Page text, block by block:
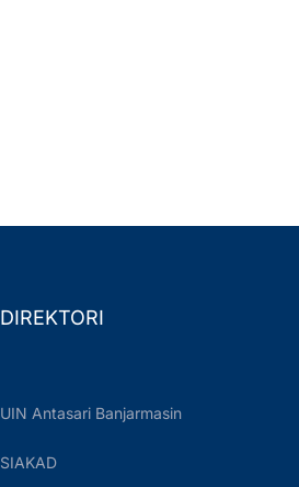
DIREKTORI
UIN Antasari Banjarmasin
SIAKAD